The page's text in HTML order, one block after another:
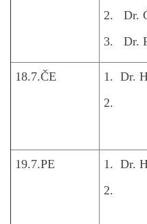
2. Dr.
3. Dr.
18.7.ČE
1. Dr.
2.
19.7.PE
1. Dr.
2.